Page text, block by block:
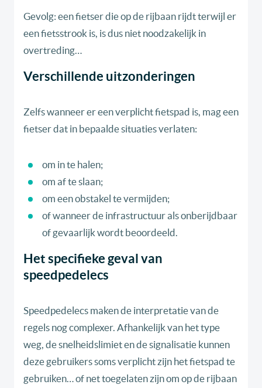
Gevolg: een fietser die op de rijbaan rijdt terwijl er
een fietsstrook is, is dus niet noodzakelijk in
overtreding…
Verschillende uitzonderingen
Zelfs wanneer er een verplicht fietspad is, mag een
fietser dat in bepaalde situaties verlaten:
om in te halen;
om af te slaan;
om een obstakel te vermijden;
of wanneer de infrastructuur als onberijdbaar
of gevaarlijk wordt beoordeeld.
Het specifieke geval van
speedpedelecs
Speedpedelecs maken de interpretatie van de
regels nog complexer. Afhankelijk van het type
weg, de snelheidslimiet en de signalisatie kunnen
deze gebruikers soms verplicht zijn het fietspad te
gebruiken… of net toegelaten zijn om op de rijbaan